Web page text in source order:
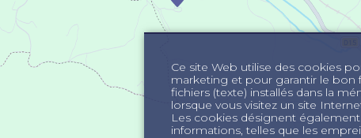
Ce site Web utilise des cookies
marketing et pour garantir le
fichiers (texte) installés dans la
lorsque vous visitez un site
Les cookies désignent
informations, telles que les